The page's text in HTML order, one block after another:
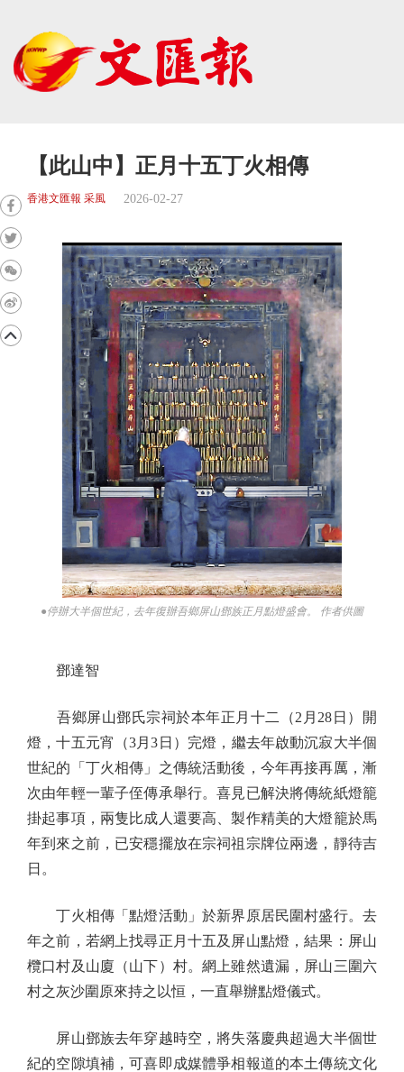
【此山中】正月十五丁火相傳
香港文匯報 采風 2026-02-27
●停辦大半個世紀，去年復辦吾鄉屏山鄧族正月點燈盛會。 作者供圖
鄧達智
吾鄉屏山鄧氏宗祠於本年正月十二（2月28日）開
燈，十五元宵（3月3日）完燈，繼去年啟動沉寂大半個
世紀的「丁火相傳」之傳統活動後，今年再接再厲，漸
次由年輕一輩子侄傳承舉行。喜見已解決將傳統紙燈籠
掛起事項，兩隻比成人還要高、製作精美的大燈籠於馬
年到來之前，已安穩擺放在宗祠祖宗牌位兩邊，靜待吉
日。
丁火相傳「點燈活動」於新界原居民圍村盛行。去
年之前，若網上找尋正月十五及屏山點燈，結果：屏山
欖口村及山廈（山下）村。網上雖然遺漏，屏山三圍六
村之灰沙圍原來持之以恒，一直舉辦點燈儀式。
屏山鄧族去年穿越時空，將失落慶典超過大半個世
紀的空隙填補，可喜即成媒體爭相報道的本土傳統文化